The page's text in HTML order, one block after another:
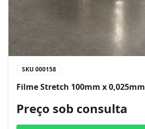
SKU 000158
Filme Stretch 100mm x 0,025mm
Preço sob consulta